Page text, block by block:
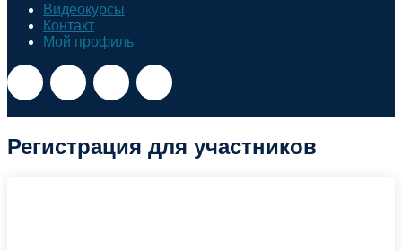
Видеокурсы
Контакт
Мой профиль
Регистрация для участников